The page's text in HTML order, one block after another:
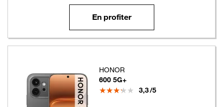
En profiter
HONOR
600 5G+
Note
3,3/5